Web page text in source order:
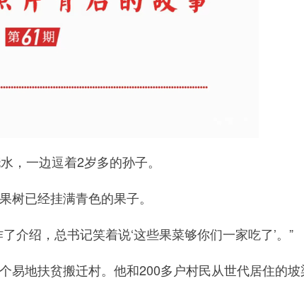
一边逗着2岁多的孙子。
已经挂满青色的果子。
绍，总书记笑着说‘这些果菜够你们一家吃了’。”
地扶贫搬迁村。他和200多户村民从世代居住的坡